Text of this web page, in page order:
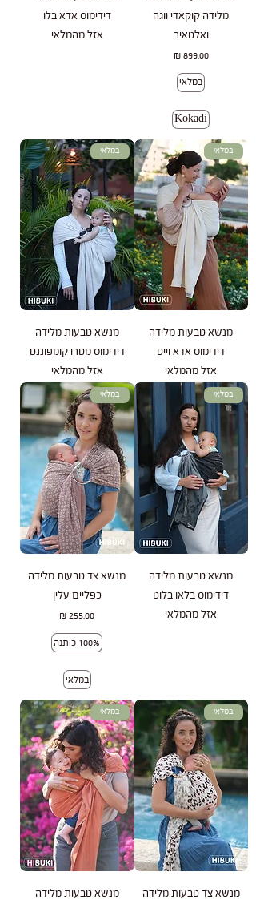
מלידה קוקאדי ווגה
ואלטאיר
מחיר‏899.00 ‏₪
במלאי
Kokadi
דידימוס אדא בלו
אזל מהמלאי
במלאי
מנשא טבעות מלידה
דידימוס אדא וייט
אזל מהמלאי
במלאי
מנשא טבעות מלידה
דידימוס מטרו קומפוננט
אזל מהמלאי
במלאי
מנשא טבעות מלידה
דידימוס בלאו בלוט
אזל מהמלאי
במלאי
מנשא צד טבעות מלידה
כפליים עלין
מחיר
100% כותנה
במלאי
במלאי
מנשא צד טבעות מלידה
במלאי
מנשא טבעות מלידה